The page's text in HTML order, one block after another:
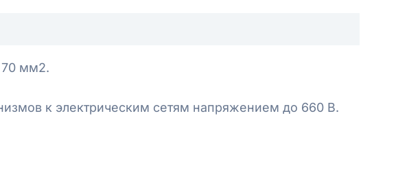
мм2.
к электрическим сетям напряжением до 660 В.